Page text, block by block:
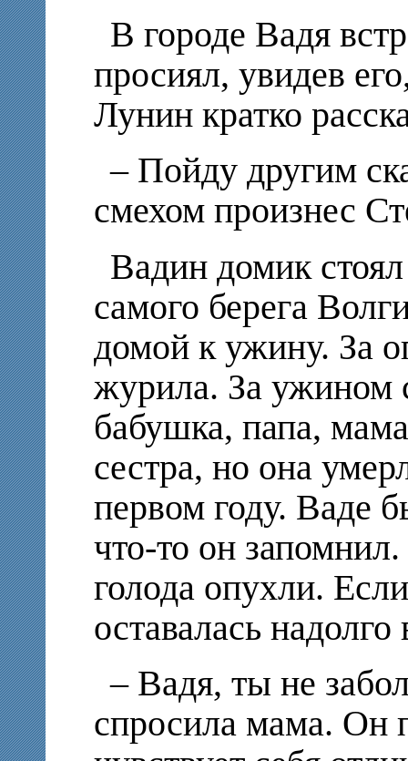
В городе Вадя
просиял, увидев
Лунин кратко
– Пойду другим
смехом произнес
Вадин домик
самого берега
домой к ужину. За
журила. За ужином
бабушка, папа,
сестра, но она
первом году. Ваде
что-то он
голода опухли.
оставалась надолго
– Вадя, ты не
спросила мама. Он